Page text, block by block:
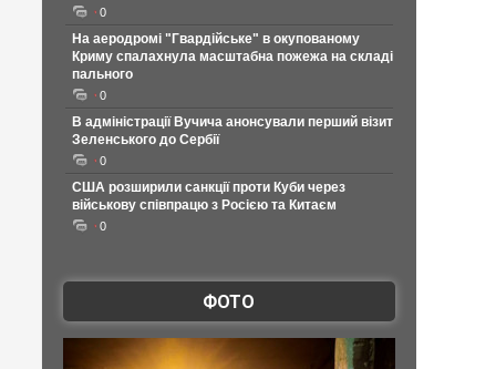
0
На аеродромі "Гвардійське" в окупованому
Криму спалахнула масштабна пожежа на складі
пального
0
В адміністрації Вучича анонсували перший візит
Зеленського до Сербії
0
США розширили санкції проти Куби через
військову співпрацю з Росією та Китаєм
0
ФОТО